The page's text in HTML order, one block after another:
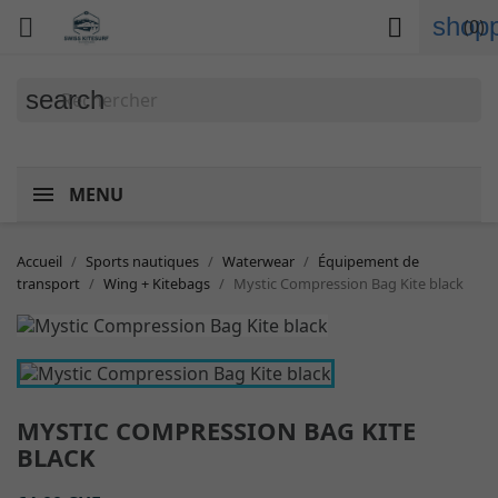
 (0)

search
MENU
Accueil Sports nautiques Waterwear
Équipement de
transport
Wing + Kitebags Mystic Compression Bag Kite black
MYSTIC COMPRESSION BAG KITE
BLACK